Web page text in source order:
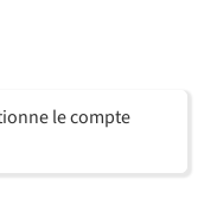
le compte